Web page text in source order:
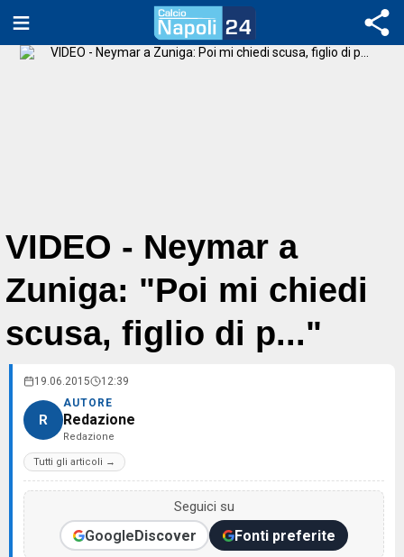
VIDEO - Neymar a
Zuniga: "Poi mi chiedi
scusa, figlio di p..."
19.06.2015 12:39
R
AUTORE
Redazione
Redazione
Tutti gli articoli →
Seguici su
GoogleDiscover Fonti preferite